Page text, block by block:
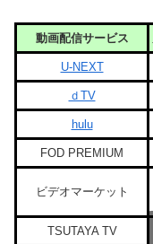
動画配信サービス
U-NEXT
ｄTV
hulu
FOD PREMIUM
ビデオマーケット
TSUTAYA TV